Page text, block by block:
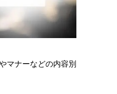
マナーなどの内容別